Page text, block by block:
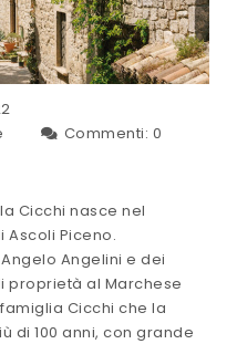
Commenti: 0
Cicchi nasce nel
Ascoli Piceno.
Angelini e dei
proprietà al Marchese
Cicchi che la
di 100 anni, con grande